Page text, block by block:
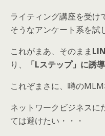
ライティング講座を受け
そうなアンケート系を試
これがまあ、そのまま
り、
「Lステップ」に誘導
これぞまさに、噂の
ネットワークビジネスに
ては避けたい・・・